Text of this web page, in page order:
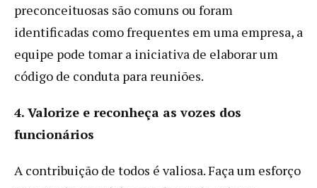
preconceituosas são comuns ou foram
identificadas como frequentes em uma empresa, a
equipe pode tomar a iniciativa de elaborar um
código de conduta para reuniões.
4. Valorize e reconheça as vozes dos
funcionários
A contribuição de todos é valiosa. Faça um esforço